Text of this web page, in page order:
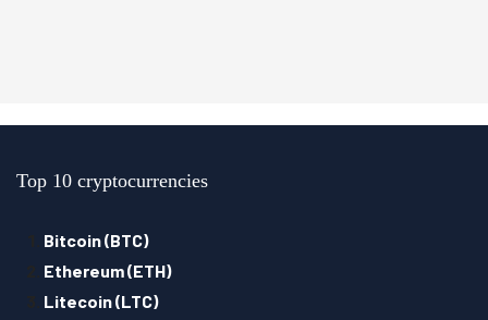
Top 10 cryptocurrencies
Bitcoin (BTC)
Ethereum (ETH)
Litecoin (LTC)